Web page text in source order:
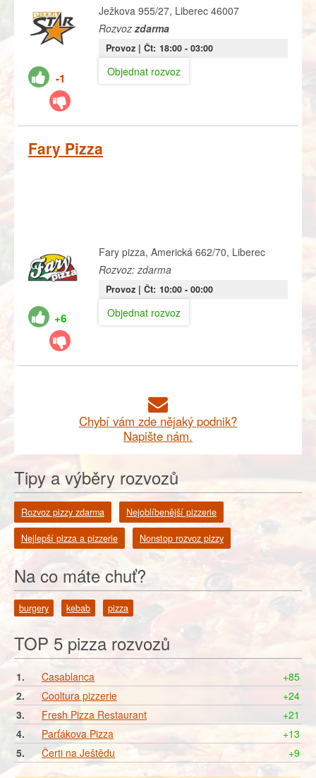
-1
Ježkova 955/27, Liberec 46007
Rozvoz zdarma
Provoz | Čt: 18:00- 03:00
Objednat rozvoz
Fary Pizza
+6
Fary pizza, Americká 662/70, Liberec
Rozvoz: zdarma
Provoz | Čt: 10:00- 00:00
Objednat rozvoz
Chybí vám zde nějaký podnik?
Napište nám.
Tipy a výběry rozvozů
Rozvoz pizzy zdarma Nejoblíbenější pizzerie
Nejlepší pizza a pizzerie Nonstop rozvoz pizzy
Na co máte chuť?
burgery kebab pizza
TOP 5 pizza rozvozů
1. Casablanca
+85
2.
Cooltura pizzerie
+24
3.
Fresh Pizza Restaurant
+21
4.
Parťákova Pizza
+13
5.
Čerti na Ještědu +9